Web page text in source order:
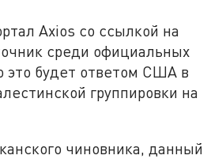
Axios со ссылкой на
среди официальных
это будет ответом США в
группировки на
чиновника, данный